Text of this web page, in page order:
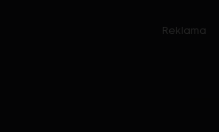
Reklama